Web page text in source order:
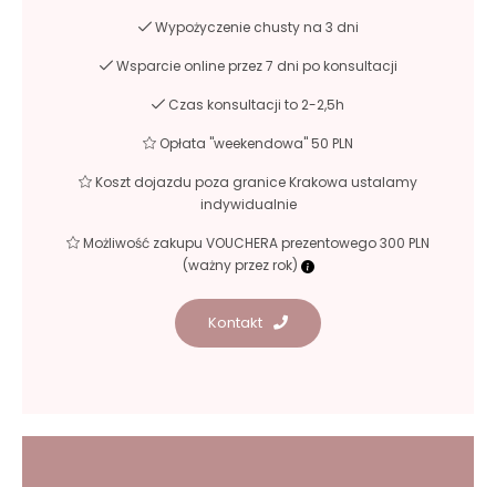
Wypożyczenie chusty na 3 dni
Wsparcie online przez 7 dni po konsultacji
Czas konsultacji to 2-2,5h
Opłata "weekendowa" 50 PLN
Koszt dojazdu poza granice Krakowa ustalamy
indywidualnie
Możliwość zakupu VOUCHERA prezentowego 300 PLN
(ważny przez rok)
Kontakt